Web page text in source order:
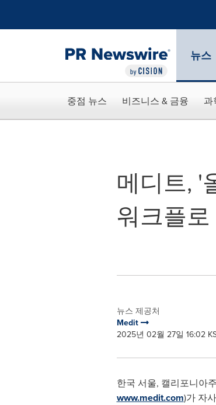
뉴스
중점 뉴스 비즈니스 & 금융 과
메디트, '
워크플
뉴스 제공처
Medit
2025년 02월 27일 16:02
한국 서울, 캘리포니아
www.medit.com)가 자